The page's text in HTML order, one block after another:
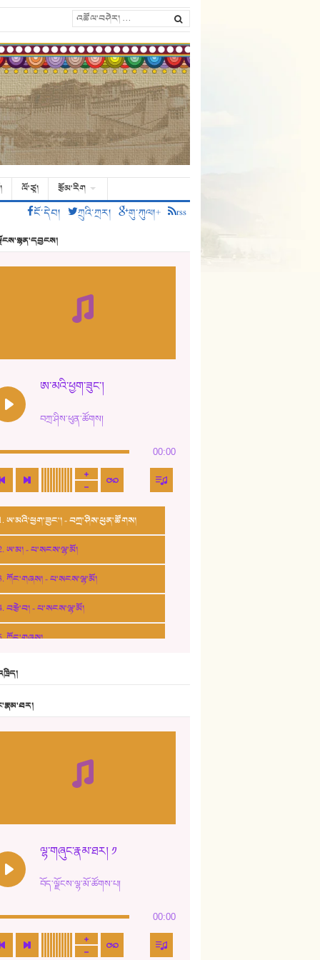
ལོ་ཙཱ།
རྩོམ་རིག
ངོ་དེབ།
ཀྲུའི་ཀྲར། གུ་ཀུལ།+ rss
ཨ་མའི་ཕྱག་ཟུང་།
བཀྲ་ཤིས་ཕུན་ཚོགས།
00:00
ཨ་མའི་ཕྱག་ཟུང་། - བཀྲ་ཤིས་ཕུན་ཚོགས།
ཨ་མ། - པ་སངས་ལྷ་མོ།
ཀོང་གཞས། - པ་སངས་ལྷ་མོ།
བརྩེ་བ། - པ་སངས་ལྷ་མོ།
ཀོང་གཞས།
ཆོལ་གསུམ་བྲོ་གཞས། - སྒྲོན་གསལ།
13. ཆུང་འདྲིས། - ཟླ་སྒྲོན།
ཤམ་པ་ལ་ཡི་སྲས་མོ།
ལྷ་གཞུང་རྣམ་ཐར། ༡
བོད་ལྗོངས་ལྷ་མོ་ཚོགས་པ།
00:00